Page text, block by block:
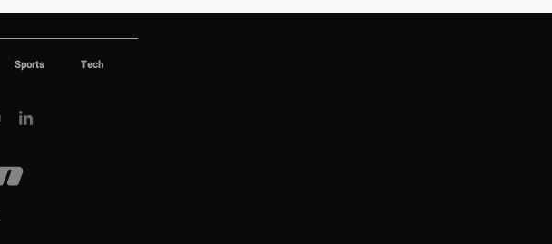
Sports Tech